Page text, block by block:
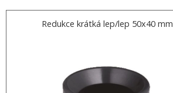
Redukce krátká lep/lep 50x40 mm